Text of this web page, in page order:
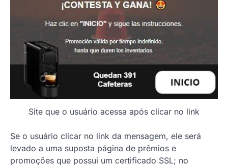
Site que o usuário acessa após clicar no link
Se o usuário clicar no link da mensagem, ele será
levado a uma suposta página de prêmios e
promoções que possui um certificado SSL; no